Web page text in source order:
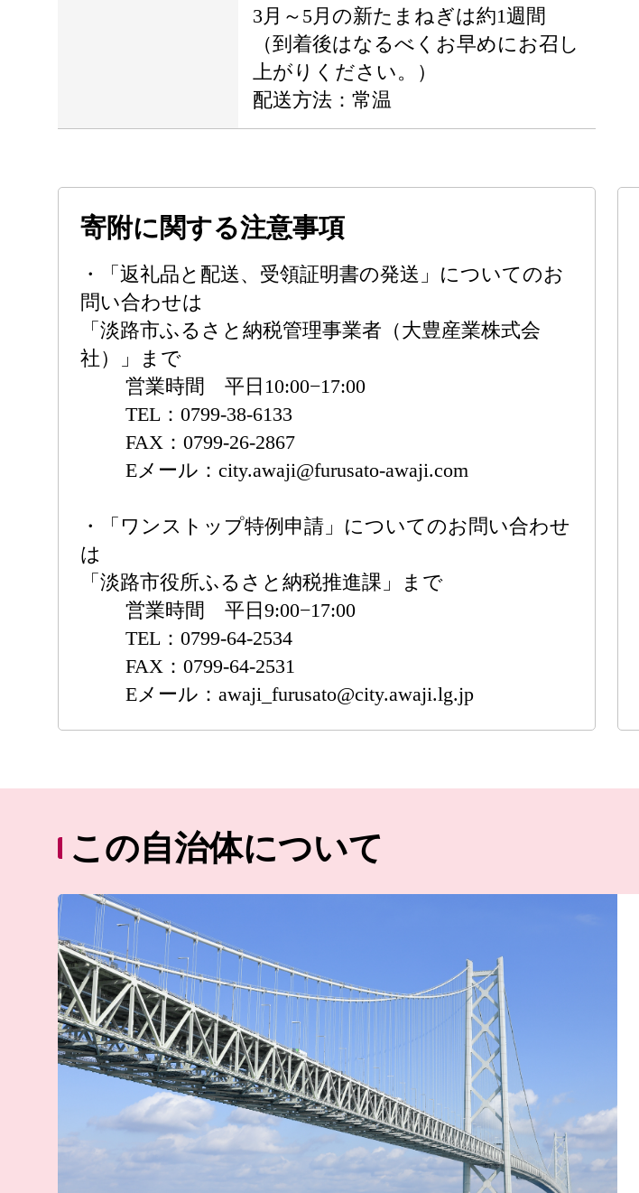
3月～5月の新たまねぎは約1週間
（到着後はなるべくお早めにお召し
上がりください。）
配送方法：常温
寄附に関する注意事項
・「返礼品と配送、受領証明書の発送」についてのお
問い合わせは
「淡路市ふるさと納税管理事業者（大豊産業株式会
社）」まで
営業時間 平日10:00−17:00
TEL：0799-38-6133
FAX：0799-26-2867
Eメール：city.awaji@furusato-awaji.com
・「ワンストップ特例申請」についてのお問い合わせ
は
「淡路市役所ふるさと納税推進課」まで
営業時間 平日9:00−17:00
TEL：0799-64-2534
FAX：0799-64-2531
Eメール：awaji_furusato@city.awaji.lg.jp
この自治体について